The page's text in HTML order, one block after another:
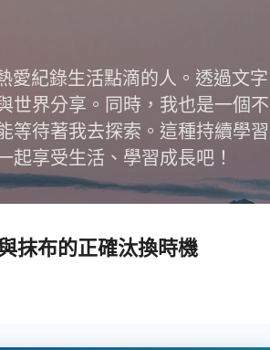
愛紀錄生活點滴的人。透過文
世界分享。同時，我也是一個
等待著我去探索。這種持續學
起享受生活、學習成長吧！
抹布的正確汰換時機